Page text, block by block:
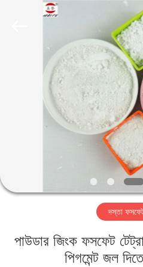
আমাদের
সম্বন্ধে
কারখানা
দস্তা
পাউডার জিংক ফসফেট
পিগমেন্ট জল